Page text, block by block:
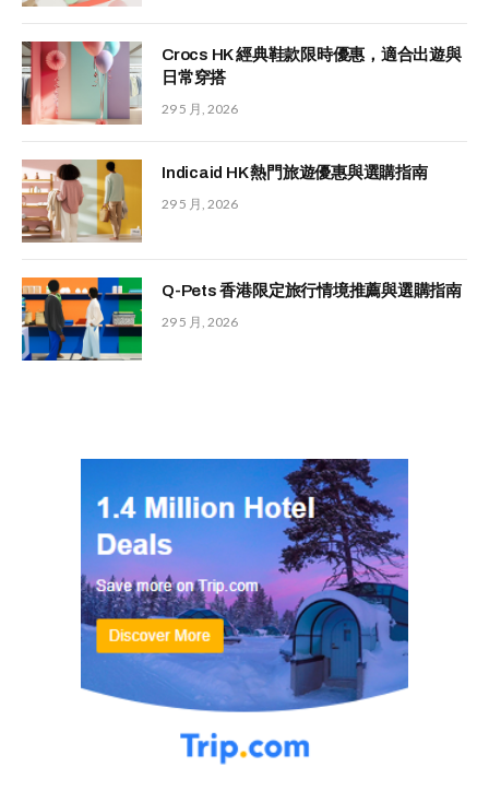
Crocs HK 經典鞋款限時優惠，適合出遊與
日常穿搭
29 5 月, 2026
Indicaid HK 熱門旅遊優惠與選購指南
29 5 月, 2026
Q-Pets 香港限定旅行情境推薦與選購指南
29 5 月, 2026